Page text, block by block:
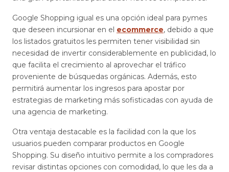
Google Shopping igual es una opción ideal para pymes
que deseen incursionar en el ecommerce, debido a que
los listados gratuitos les permiten tener visibilidad sin
necesidad de invertir considerablemente en publicidad, lo
que facilita el crecimiento al aprovechar el tráfico
proveniente de búsquedas orgánicas. Además, esto
permitirá aumentar los ingresos para apostar por
estrategias de marketing más sofisticadas con ayuda de
una agencia de marketing.
Otra ventaja destacable es la facilidad con la que los
usuarios pueden comparar productos en Google
Shopping. Su diseño intuitivo permite a los compradores
revisar distintas opciones con comodidad, lo que les da a